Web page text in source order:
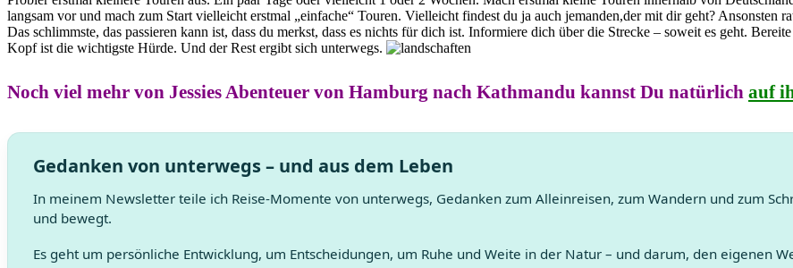
langsam vor und mach zum Start vielleicht erstmal „einfache“ Touren. Vielleicht findest du ja auch jemanden,der mit dir geht? Ansonsten
Das schlimmste, das passieren kann ist, dass du merkst, dass es nichts für dich ist. Informiere dich über die Strecke – soweit es geht.
Kopf ist die wichtigste Hürde. Und der Rest ergibt sich unterwegs.
Noch viel mehr von Jessies Abenteuer von Hamburg nach Kathmandu kannst Du natürlich auf
Gedanken von unterwegs – und aus dem Leben
In meinem Newsletter teile ich Reise-Momente von unterwegs, Gedanken zum Alleinreisen, zum Wandern und zum
und bewegt.
Es geht um persönliche Entwicklung, um Entscheidungen, um Ruhe und Weite in der Natur – und darum, den eigenen